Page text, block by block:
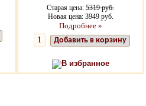
Старая цена: 5319 руб.
Новая цена: 3949 руб.
Подробнее »
Добавить в корзину
В избранное